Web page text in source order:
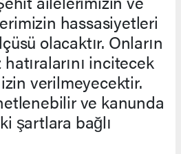
hassasiyetleri
olacaktır. Onların
incitecek
verilmeyecektir.
ve kanunda
şartlara bağlı